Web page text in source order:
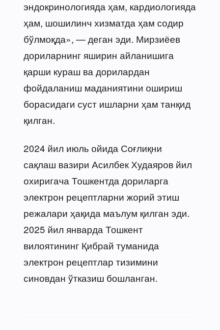
эндокринологияда ҳам, кардиологияда
ҳам, шошилинч хизматда ҳам содир
бўлмоқда», — деган эди. Мирзиёев
дориларнинг яширин айланишига
қарши кураш ва дорилардан
фойдаланиш маданиятини ошириш
борасидаги суст ишларни ҳам танқид
қилган.
2024 йил июль ойида Соғлиқни
сақлаш вазири Асилбек Худаяров йил
охиригача Тошкентда дориларга
электрон рецептларни жорий этиш
режалари ҳақида маълум қилган эди.
2025 йил январда Тошкент
вилоятининг Қибрай туманида
электрон рецептлар тизимини
синовдан ўтказиш бошланган.